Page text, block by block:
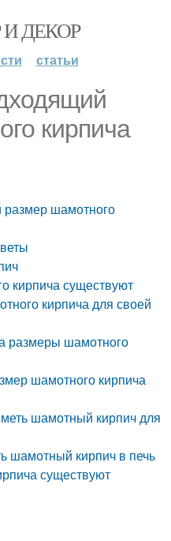
ДЕКОР
статьи
кирпича
шамотного
кирпича существуют
кирпича для своей
размеры шамотного
шамотного кирпича
шамотный кирпич для
шамотный кирпич в печь
существуют